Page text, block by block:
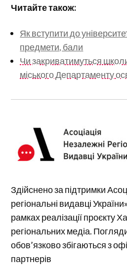
Читайте також:
Як вступити до
предмети, бали
Чи закриватимуться
міського Департаменту
Здійснено за підтримки
регіональні видавці
рамках реалізації проєкту
регіональних медіа.
обов’язково збігаються з
партнерів